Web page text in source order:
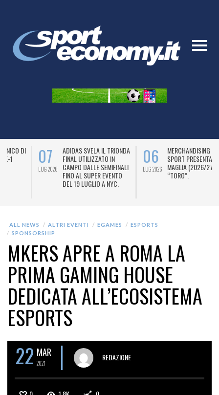
07
ADIDAS SVELA IL TRIONDA
FINAL UTILIZZATO IN
CAMPO DALLE SEMIFINALI
FINO AL SUPER EVENTO
DEL 19 LUGLIO A NYC.
06
LUG 2026
MERCHANDISING – JOMA
SPORT PRESENTA LA
MAGLIA (2026/27) DEL
ALL NEWS ALTRI EVENTI EGAMES
ESPORTS
SPONSORSHIP
MKERS APRE A ROMA LA
PRIMA GAMING HOUSE
DEDICATA ALL’ECOSISTEMA
ESPORTS
22 MAR
2021
REDAZIONE